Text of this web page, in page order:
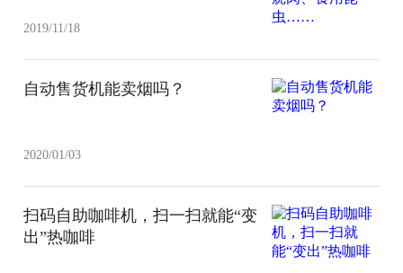
2019/11/18
自动售货机能卖烟吗？
2020/01/03
扫码自助咖啡机，扫一扫就能“变
出”热咖啡